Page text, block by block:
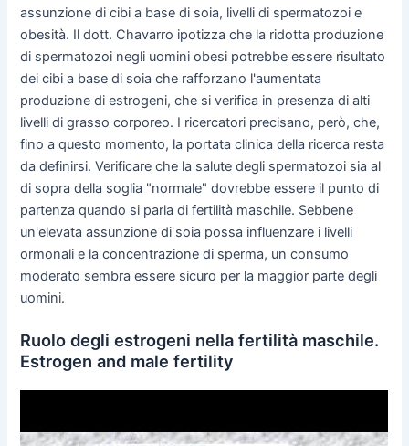
assunzione di cibi a base di soia, livelli di spermatozoi e
obesità. Il dott. Chavarro ipotizza che la ridotta produzione
di spermatozoi negli uomini obesi potrebbe essere risultato
dei cibi a base di soia che rafforzano l'aumentata
produzione di estrogeni, che si verifica in presenza di alti
livelli di grasso corporeo. I ricercatori precisano, però, che,
fino a questo momento, la portata clinica della ricerca resta
da definirsi. Verificare che la salute degli spermatozoi sia al
di sopra della soglia "normale" dovrebbe essere il punto di
partenza quando si parla di fertilità maschile. Sebbene
un'elevata assunzione di soia possa influenzare i livelli
ormonali e la concentrazione di sperma, un consumo
moderato sembra essere sicuro per la maggior parte degli
uomini.
Ruolo degli estrogeni nella fertilità maschile.
Estrogen and male fertility